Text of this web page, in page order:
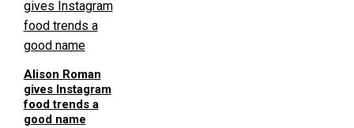
Alison Roman
gives Instagram
food trends a
good name